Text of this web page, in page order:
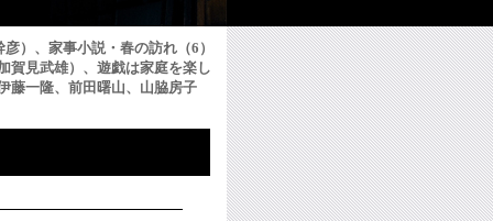
）、家事小説・春の訪れ（6）
賀見武雄）、遊戯は家庭を楽し
藤一隆、前田曙山、山脇房子